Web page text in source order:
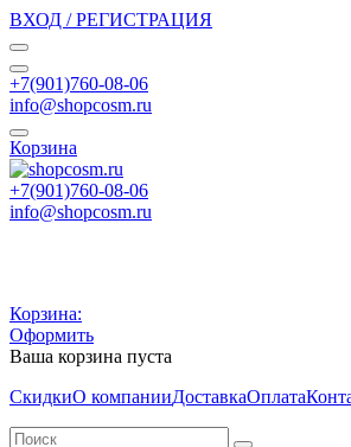
ВХОД / РЕГИСТРАЦИЯ
+7(901)760-08-06
info@shopcosm.ru
Корзина
+7(901)760-08-06
info@shopcosm.ru
Корзина:
Оформить
Ваша корзина пуста
СкидкиО компанииДоставкаОплата